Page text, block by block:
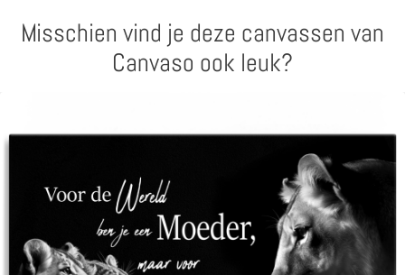
Misschien vind je deze canvassen van
Canvaso ook leuk?